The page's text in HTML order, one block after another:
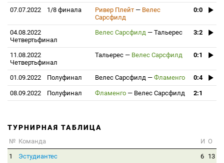
07.07.2022 1/8 финала Ривер Плейт — Велес
Сарсфилд
0:0
04.08.2022
Четвертьфинал
Велес Сарсфилд — Тальерес 3:2
11.08.2022
Четвертьфинал
Тальерес — Велес Сарсфилд 0:1
01.09.2022 Полуфинал Велес Сарсфилд — Фламенго 0:4
08.09.2022 Полуфинал Фламенго — Велес Сарсфилд 2:1
ТУРНИРНАЯ ТАБЛИЦА
№ Команда И О
1
Эстудиантес 6 13